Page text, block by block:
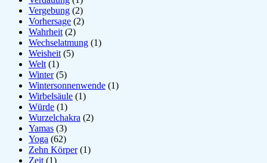
Vergebung (2)
Vorhersage (2)
Wahrheit (2)
Wechselatmung (1)
Weisheit (5)
Welt (1)
Winter(5)
Wintersonnenwende (1)
Wirbelsäule (1)
Würde (1)
Wurzelchakra (2)
Yamas (3)
Yoga (62)
Zehn Körper(1)
Zeit (1)